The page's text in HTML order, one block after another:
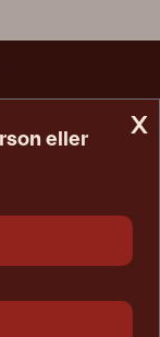
x
eller